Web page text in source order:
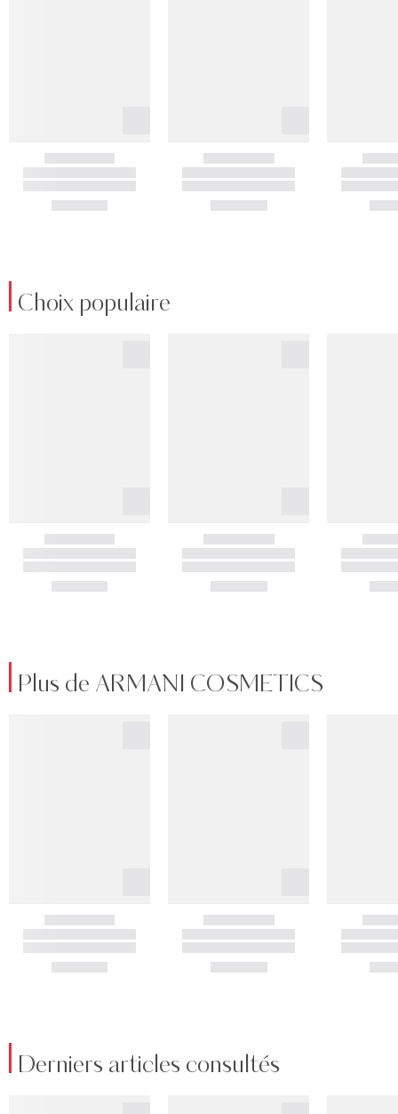
Choix populaire
Plus de ARMANI COSMETICS
Derniers articles consultés